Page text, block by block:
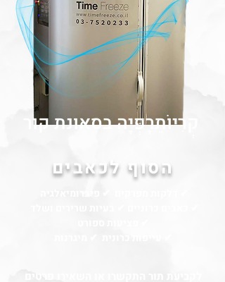
קְרִיוֹתֵרָפְּיָהבסאונת קור
הסוף לכאבים